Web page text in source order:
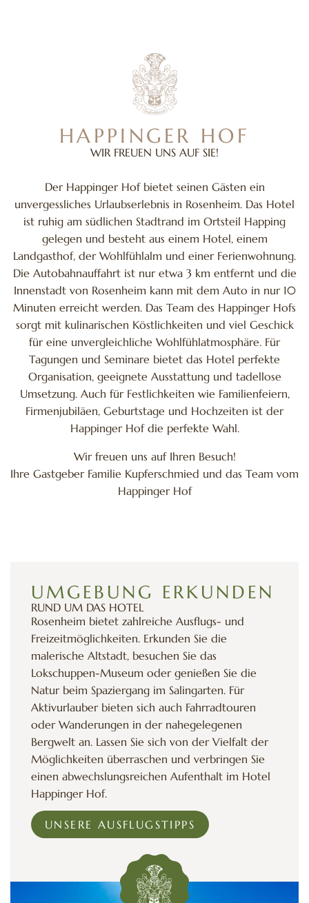
HAPPINGER HOF
WIR FREUEN UNS AUF SIE!
Der Happinger Hof bietet seinen Gästen ein
unvergessliches Urlaubserlebnis in Rosenheim. Das Hotel
ist ruhig am südlichen Stadtrand im Ortsteil Happing
gelegen und besteht aus einem Hotel, einem
Landgasthof, der Wohlfühlalm und einer Ferienwohnung.
Die Autobahnauffahrt ist nur etwa 3 km entfernt und die
Innenstadt von Rosenheim kann mit dem Auto in nur 10
Minuten erreicht werden. Das Team des Happinger Hofs
sorgt mit kulinarischen Köstlichkeiten und viel Geschick
für eine unvergleichliche Wohlfühlatmosphäre. Für
Tagungen und Seminare bietet das Hotel perfekte
Organisation, geeignete Ausstattung und tadellose
Umsetzung. Auch für Festlichkeiten wie Familienfeiern,
Firmenjubiläen, Geburtstage und Hochzeiten ist der
Happinger Hof die perfekte Wahl.
Wir freuen uns auf Ihren Besuch!
Ihre Gastgeber Familie Kupferschmied und das Team vom
Happinger Hof
UMGEBUNG ERKUNDEN
RUND UM DAS HOTEL
Rosenheim bietet zahlreiche Ausflugs- und
Freizeitmöglichkeiten. Erkunden Sie die
malerische Altstadt, besuchen Sie das
Lokschuppen-Museum oder genießen Sie die
Natur beim Spaziergang im Salingarten. Für
Aktivurlauber bieten sich auch Fahrradtouren
oder Wanderungen in der nahegelegenen
Bergwelt an. Lassen Sie sich von der Vielfalt der
Möglichkeiten überraschen und verbringen Sie
einen abwechslungsreichen Aufenthalt im Hotel
Happinger Hof.
UNSERE AUSFLUGSTIPPS